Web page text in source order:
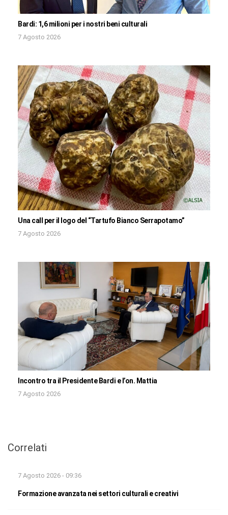
Bardi: 1,6 milioni per i nostri beni culturali
7 Agosto 2026
Una call per il logo del “Tartufo Bianco Serrapotamo”
7 Agosto 2026
Incontro tra il Presidente Bardi e l’on. Mattia
7 Agosto 2026
Correlati
7 Agosto 2026 - 09:36
Formazione avanzata nei settori culturali e creativi